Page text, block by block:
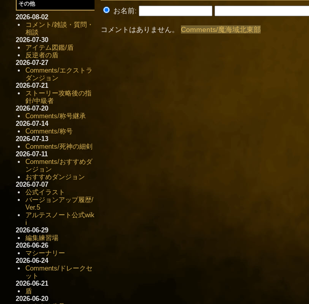
お名前:
コメントはありません。 Comments/魔海域北東部
その他
2026-08-02
コメント/雑談・質問・
相談
2026-07-30
アイテム図鑑/盾
反逆者の盾
2026-07-27
Comments/エクストラ
ダンジョン
2026-07-21
ストーリー攻略後の指
針/中級者
2026-07-20
Comments/称号継承
2026-07-14
Comments/称号
2026-07-13
Comments/死神の細剣
2026-07-11
Comments/おすすめダ
ンジョン
おすすめダンジョン
2026-07-07
公式イラスト
バージョンアップ履歴/
Ver.5
アルテスノート公式wik
i
2026-06-29
編集練習場
2026-06-26
マシーナリー
2026-06-24
Comments/ドレークセ
ット
2026-06-21
盾
2026-06-20